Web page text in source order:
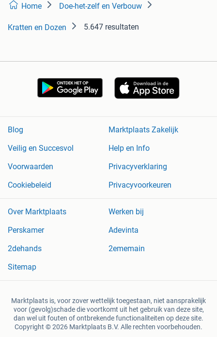
Home Doe-het-zelf en Verbouw
Kratten en Dozen 5.647 resultaten
Blog
Marktplaats Zakelijk
Veilig en Succesvol
Help en Info
Voorwaarden
Privacyverklaring
Cookiebeleid
Privacyvoorkeuren
Over Marktplaats
Werken bij
Perskamer
Adevinta
2dehands
2ememain
Sitemap
Marktplaats is, voor zover wettelijk toegestaan, niet aansprakelijk
voor (gevolg)schade die voortkomt uit het gebruik van deze site,
dan wel uit fouten of ontbrekende functionaliteiten op deze site.
Copyright © 2026 Marktplaats B.V. Alle rechten voorbehouden.